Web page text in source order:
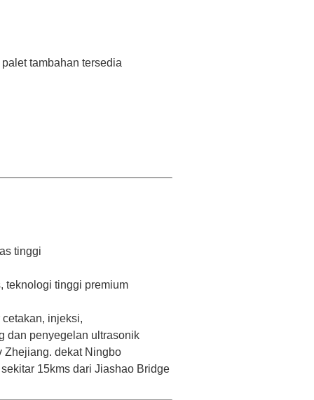
tambahan tersedia
tinggi
teknologi tinggi premium
injeksi,
dan penyegelan ultrasonik
Zhejiang. dekat Ningbo
15kms dari Jiashao Bridge